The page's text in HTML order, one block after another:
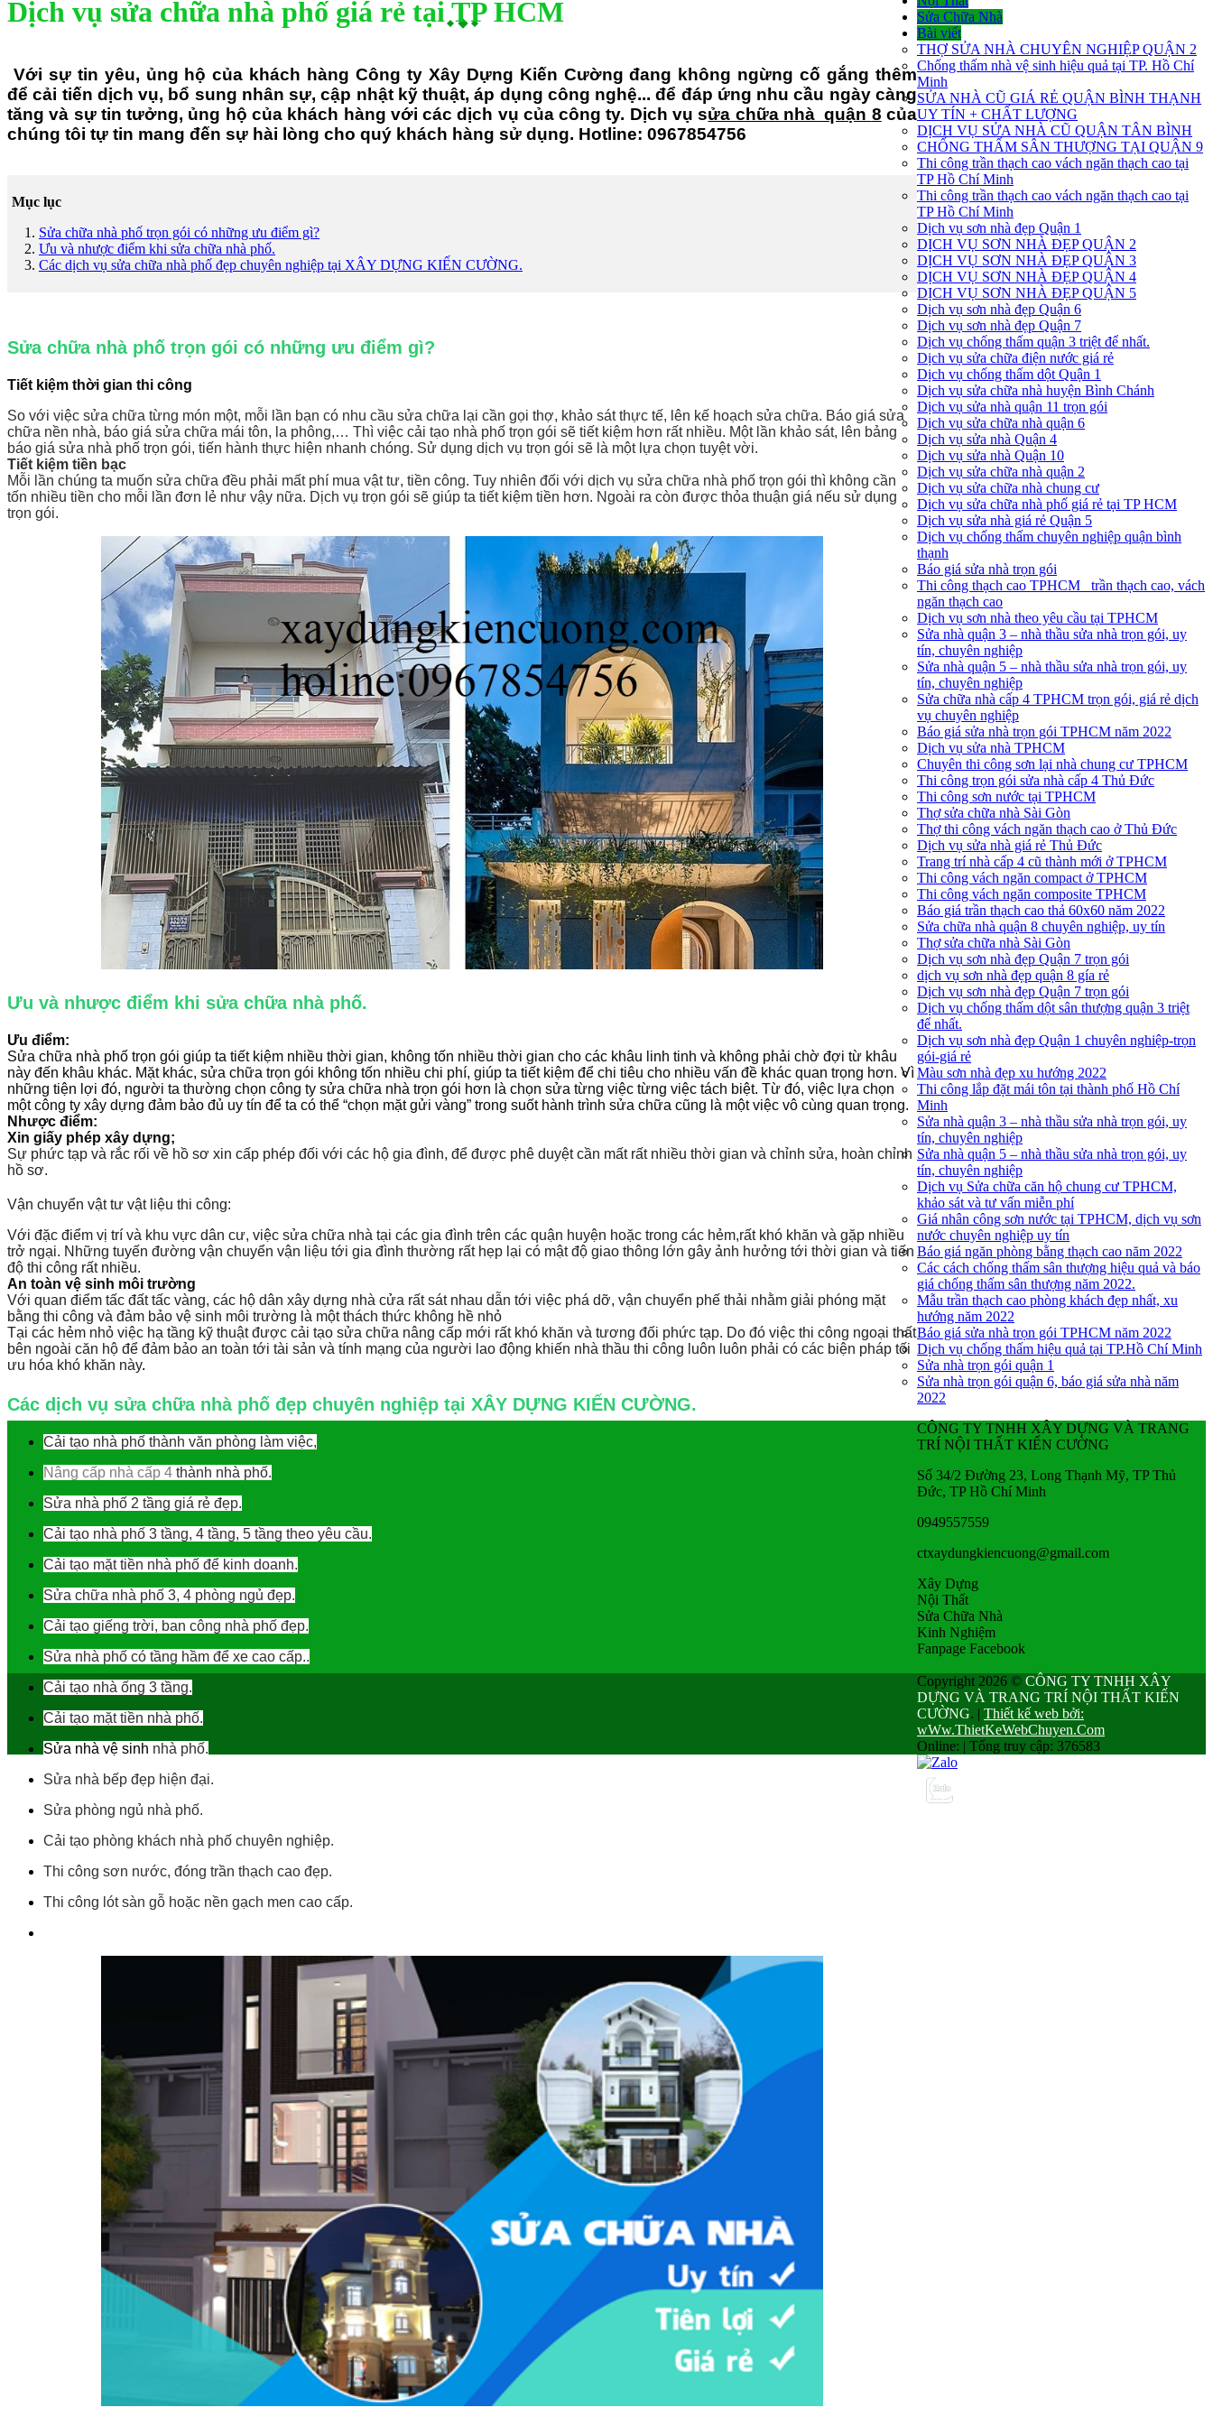
Dịch vụ sửa chữa nhà phố giá rẻ tại TP HCM
Với sự tin yêu, ủng hộ của khách hàng Công ty Xây Dựng Kiến Cường đang không ngừng cố gắng thêm
để cải tiến dịch vụ, bổ sung nhân sự, cập nhật kỹ thuật, áp dụng công nghệ... để đáp ứng nhu cầu ngày càng
tăng và sự tin tưởng, ủng hộ của khách hàng với các dịch vụ của công ty. Dịch vụ sửa chữa nhà quận 8 của
chúng tôi tự tin mang đến sự hài lòng cho quý khách hàng sử dụng. Hotline: 0967854756
Mục lục
Sửa chữa nhà phố trọn gói có những ưu điểm gì?
Ưu và nhược điểm khi sửa chữa nhà phố.
Các dịch vụ sửa chữa nhà phố đẹp chuyên nghiệp tại XÂY DỰNG KIẾN CƯỜNG.
​​​​​​​Sửa chữa nhà phố trọn gói có những ưu điểm gì?
Tiết kiệm thời gian thi công
So với việc sửa chữa từng món một, mỗi lần bạn có nhu cầu sửa chữa lại cần gọi thợ, khảo sát thực tế, lên kế hoạch sửa chữa. Báo giá sửa
chữa nền nhà, báo giá sửa chữa mái tôn, la phông,… Thì việc cải tạo nhà phố trọn gói sẽ tiết kiệm hơn rất nhiều. Một lần khảo sát, lên bảng
báo giá sửa nhà phố trọn gói, tiến hành thực hiện nhanh chóng. Sử dụng dịch vụ trọn gói sẽ là một lựa chọn tuyệt vời.
Tiết kiệm tiền bạc
Mỗi lần chúng ta muốn sửa chữa đều phải mất phí mua vật tư, tiền công. Tuy nhiên đối với dịch vụ sửa chữa nhà phố trọn gói thì không cần
tốn nhiều tiền cho mỗi lần đơn lẻ như vậy nữa. Dịch vụ trọn gói sẽ giúp ta tiết kiệm tiền hơn. Ngoài ra còn được thỏa thuận giá nếu sử dụng
trọn gói.
Ưu và nhược điểm khi sửa chữa nhà phố.
Ưu điểm:
Sửa chữa nhà phố trọn gói giúp ta tiết kiệm nhiều thời gian, không tốn nhiều thời gian cho các khâu linh tinh và không phải chờ đợi từ khâu
này đến khâu khác. Mặt khác, sửa chữa trọn gói không tốn nhiều chi phí, giúp ta tiết kiệm để chi tiêu cho nhiều vấn đề khác quan trọng hơn. Vì
những tiện lợi đó, người ta thường chọn công ty sửa chữa nhà trọn gói hơn là chọn sửa từng việc từng việc tách biệt. Từ đó, việc lựa chọn
một công ty xây dựng đảm bảo đủ uy tín để ta có thể “chọn mặt gửi vàng” trong suốt hành trình sửa chữa cũng là một việc vô cùng quan trọng.
Nhược điểm:
Xin giấy phép xây dựng;
Sự phức tạp và rắc rối về hồ sơ xin cấp phép đối với các hộ gia đình, để được phê duyệt cần mất rất nhiều thời gian và chỉnh sửa, hoàn chỉnh
hồ sơ.
Vận chuyển vật tư vật liệu thi công:
Với đặc điểm vị trí và khu vực dân cư, việc sửa chữa nhà tại các gia đình trên các quận huyện hoặc trong các hẻm,rất khó khăn và gặp nhiều
trở ngại. Những tuyến đường vận chuyển vận liệu tới gia đình thường rất hẹp lại có mật độ giao thông lớn gây ảnh hưởng tới thời gian và tiến
độ thi công rất nhiều.
An toàn vệ sinh môi trường
Với quan điểm tấc đất tấc vàng, các hộ dân xây dựng nhà cửa rất sát nhau dẫn tới việc phá dỡ, vận chuyển phế thải nhằm giải phóng mặt
bằng thi công và đảm bảo vệ sinh môi trường là một thách thức không hề nhỏ
Tại các hẻm nhỏ việc hạ tầng kỹ thuật được cải tạo sửa chữa nâng cấp mới rất khó khăn và tương đối phức tạp. Do đó việc thi công ngoại thất
bên ngoài căn hộ để đảm bảo an toàn tới tài sản và tính mạng của người lao động khiến nhà thầu thi công luôn luôn phải có các biện pháp tối
ưu hóa khó khăn này.
Các dịch vụ sửa chữa nhà phố đẹp chuyên nghiệp tại XÂY DỰNG KIẾN CƯỜNG.
Cải tạo nhà phố thành văn phòng làm việc,
Nâng cấp nhà cấp 4 thành nhà phố.
Sửa nhà phố 2 tầng giá rẻ đẹp.
Cải tạo nhà phố 3 tầng, 4 tầng, 5 tầng theo yêu cầu.
Cải tạo mặt tiền nhà phố để kinh doanh.
Sửa chữa nhà phố 3, 4 phòng ngủ đẹp.
Cải tạo giếng trời, ban công nhà phố đẹp.
Sửa nhà phố có tầng hầm để xe cao cấp..
Cải tạo nhà ống 3 tầng.
Cải tạo mặt tiền nhà phố.
Sửa nhà vệ sinh nhà phố.
Sửa nhà bếp đẹp hiện đại.
Sửa phòng ngủ nhà phố.
Cải tạo phòng khách nhà phố chuyên nghiệp.
Thi công sơn nước, đóng trần thạch cao đẹp.
Thi công lót sàn gỗ hoặc nền gạch men cao cấp.
Sửa Chữa Nhà
Bài viết
THỢ SỬA NHÀ CHUYÊN NGHIỆP QUẬN 2
Chống thấm nhà vệ sinh hiệu quả tại TP. Hồ Chí
Minh
SỬA NHÀ CŨ GIÁ RẺ QUẬN BÌNH THẠNH
UY TÍN + CHẤT LƯỢNG
DỊCH VỤ SỬA NHÀ CŨ QUẬN TÂN BÌNH
CHỐNG THẤM SÂN THƯỢNG TẠI QUẬN 9
Thi công trần thạch cao vách ngăn thạch cao tại
TP Hồ Chí Minh
Thi công trần thạch cao vách ngăn thạch cao tại
TP Hồ Chí Minh
Dịch vụ sơn nhà đẹp Quận 1
DỊCH VỤ SƠN NHÀ ĐẸP QUẬN 2
DỊCH VỤ SƠN NHÀ ĐẸP QUẬN 3
DỊCH VỤ SƠN NHÀ ĐẸP QUẬN 4
DỊCH VỤ SƠN NHÀ ĐẸP QUẬN 5
Dịch vụ sơn nhà đẹp Quận 6
Dịch vụ sơn nhà đẹp Quận 7
Dịch vụ chống thấm quận 3 triệt để nhất.
Dịch vụ sửa chữa điện nước giá rẻ
Dịch vụ chống thấm dột Quận 1
Dịch vụ sửa chữa nhà huyện Bình Chánh
Dịch vụ sửa nhà quận 11 trọn gói
Dịch vụ sửa chữa nhà quận 6
Dịch vụ sửa nhà Quận 4
Dịch vụ sửa nhà Quận 10
Dịch vụ sửa chữa nhà quận 2
Dịch vụ sửa chữa nhà chung cư
Dịch vụ sửa chữa nhà phố giá rẻ tại TP HCM
Dịch vụ sửa nhà giá rẻ Quận 5
Dịch vụ chống thấm chuyên nghiệp quận bình
thạnh
Báo giá sửa nhà trọn gói
Thi công thạch cao TPHCM_ trần thạch cao, vách
ngăn thạch cao
Dịch vụ sơn nhà theo yêu cầu tại TPHCM
Sửa nhà quận 3 – nhà thầu sửa nhà trọn gói, uy
tín, chuyên nghiệp
Sửa nhà quận 5 – nhà thầu sửa nhà trọn gói, uy
tín, chuyên nghiệp
Sửa chữa nhà cấp 4 TPHCM trọn gói, giá rẻ dịch
vụ chuyên nghiệp
Báo giá sửa nhà trọn gói TPHCM năm 2022
Dịch vụ sửa nhà TPHCM
Chuyên thi công sơn lại nhà chung cư TPHCM
Thi công trọn gói sửa nhà cấp 4 Thủ Đức
Thi công sơn nước tại TPHCM
Thợ sửa chữa nhà Sài Gòn
Thợ thi công vách ngăn thạch cao ở Thủ Đức
Dịch vụ sửa nhà giá rẻ Thủ Đức
Trang trí nhà cấp 4 cũ thành mới ở TPHCM
Thi công vách ngăn compact ở TPHCM
Thi công vách ngăn composite TPHCM
Báo giá trần thạch cao thả 60x60 năm 2022
Sửa chữa nhà quận 8 chuyên nghiệp, uy tín
Thợ sửa chữa nhà Sài Gòn
Dịch vụ sơn nhà đẹp Quận 7 trọn gói
dịch vụ sơn nhà đẹp quận 8 gía rẻ
Dịch vụ sơn nhà đẹp Quận 7 trọn gói
Dịch vụ chống thấm dột sân thượng quận 3 triệt
để nhất.
Dịch vụ sơn nhà đẹp Quận 1 chuyên nghiệp-trọn
gói-giá rẻ
Màu sơn nhà đẹp xu hướng 2022
Thi công lắp đặt mái tôn tại thành phố Hồ Chí
Minh
Sửa nhà quận 3 – nhà thầu sửa nhà trọn gói, uy
tín, chuyên nghiệp
Sửa nhà quận 5 – nhà thầu sửa nhà trọn gói, uy
tín, chuyên nghiệp
Dịch vụ Sửa chữa căn hộ chung cư TPHCM,
khảo sát và tư vấn miễn phí
Giá nhân công sơn nước tại TPHCM, dịch vụ sơn
nước chuyên nghiệp uy tín
Báo giá ngăn phòng bằng thạch cao năm 2022
Các cách chống thấm sân thượng hiệu quả và báo
giá chống thấm sân thượng năm 2022.
Mẫu trần thạch cao phòng khách đẹp nhất, xu
hướng năm 2022
Báo giá sửa nhà trọn gói TPHCM năm 2022
Dịch vụ chống thấm hiệu quả tại TP.Hồ Chí Minh
Sửa nhà trọn gói quận 1
Sửa nhà trọn gói quận 6, báo giá sửa nhà năm
2022
CÔNG TY TNHH XÂY DỰNG VÀ TRANG
TRÍ NỘI THẤT KIẾN CƯỜNG
Số 34/2 Đường 23, Long Thạnh Mỹ, TP Thủ
Đức, TP Hồ Chí Minh
0949557559
ctxaydungkiencuong@gmail.com
Xây Dựng
Nội Thất
Sửa Chữa Nhà
Kinh Nghiệm
Fanpage Facebook
Copyright 2026 © CÔNG TY TNHH XÂY
DỰNG VÀ TRANG TRÍ NỘI THẤT KIẾN
CƯỜNG. | Thiết kế web bởi:
wWw.ThietKeWebChuyen.Com
Online: | Tổng truy cập: 376583